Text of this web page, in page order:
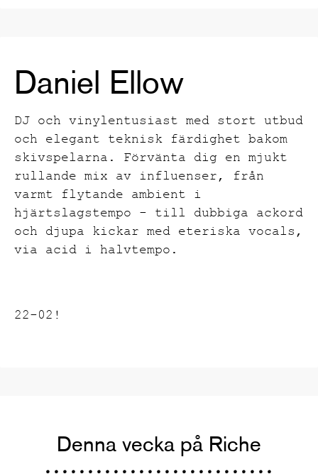
Daniel Ellow
DJ och vinylentusiast med stort utbud
och elegant teknisk färdighet bakom
skivspelarna. Förvänta dig en mjukt
rullande mix av influenser, från
varmt flytande ambient i
hjärtslagstempo - till dubbiga ackord
och djupa kickar med eteriska vocals,
via acid i halvtempo.
22-02!
Denna vecka på Riche